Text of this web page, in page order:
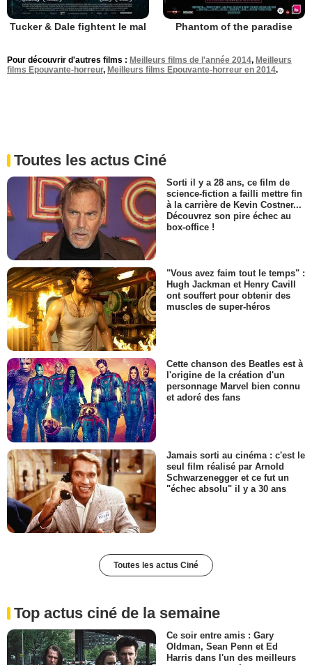
Tucker & Dale fightent le mal Phantom of the paradise
Pour découvrir d'autres films : Meilleurs films de l'année 2014, Meilleurs
films Epouvante-horreur, Meilleurs films Epouvante-horreur en 2014.
Toutes les actus Ciné
Sorti il y a 28 ans, ce film de
science-fiction a failli mettre fin
à la carrière de Kevin Costner...
Découvrez son pire échec au
box-office !
"Vous avez faim tout le temps" :
Hugh Jackman et Henry Cavill
ont souffert pour obtenir des
muscles de super-héros
Cette chanson des Beatles est à
l'origine de la création d'un
personnage Marvel bien connu
et adoré des fans
Jamais sorti au cinéma : c'est le
seul film réalisé par Arnold
Schwarzenegger et ce fut un
"échec absolu" il y a 30 ans
Toutes les actus Ciné
Top actus ciné de la semaine
Ce soir entre amis : Gary
Oldman, Sean Penn et Ed
Harris dans l'un des meilleurs